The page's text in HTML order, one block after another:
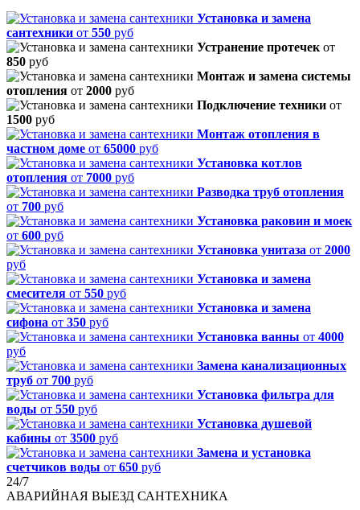
Установка и замена
сантехники от 550 руб
Устранение протечек от
850 руб
Монтаж и замена системы
отопления от 2000 руб
Подключение техники от
1500 руб
Монтаж отопления в
частном доме от 65000 руб
Установка котлов
отопления от 7000 руб
Разводка труб отопления
от 700 руб
Установка раковин и моек
от 600 руб
Установка унитаза от 2000
руб
Установка и замена
смесителя от 550 руб
Установка и замена
сифона от 350 руб
Установка ванны от 4000
руб
Замена канализационных
труб от 700 руб
Установка фильтра для
воды от 550 руб
Установка душевой
кабины от 3500 руб
Замена и установка
счетчиков воды от 650 руб
24/7
АВАРИЙНАЯ ВЫЕЗД САНТЕХНИКА